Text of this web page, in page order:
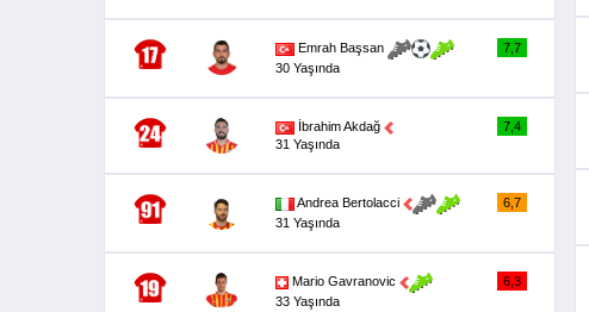
Emrah Başsan
30 Yaşında
7,7
İbrahim Akdağ
31 Yaşında
7,4
Andrea Bertolacci
31 Yaşında
6,7
Mario Gavranovic
33 Yaşında
6,3